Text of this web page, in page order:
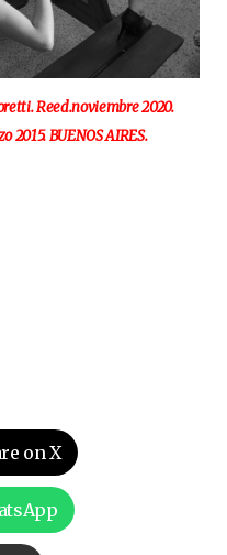
Reed.noviembre 2020.
2015. BUENOS AIRES.
on X